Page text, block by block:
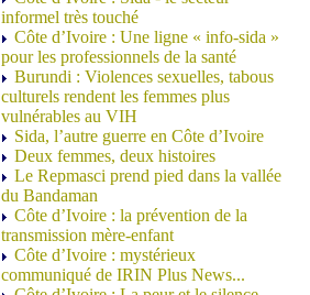
informel très touché
Côte d’Ivoire : Une ligne « info-sida »
pour les professionnels de la santé
Burundi : Violences sexuelles, tabous
culturels rendent les femmes plus
vulnérables au VIH
Sida, l’autre guerre en Côte d’Ivoire
Deux femmes, deux histoires
Le Repmasci prend pied dans la vallée
du Bandaman
Côte d’Ivoire : la prévention de la
transmission mère-enfant
Côte d’Ivoire : mystérieux
communiqué de IRIN Plus News...